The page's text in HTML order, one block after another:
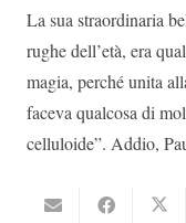
La sua straordinaria
rughe dell’età, era
magia, perché unita
faceva qualcosa di
celluloide”. Addio,